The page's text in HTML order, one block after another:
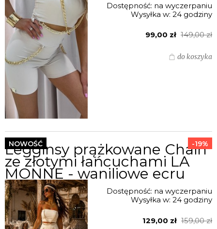
Dostępność: na wyczerpaniu
Wysyłka w: 24 godziny
99,00 zł 149,00 zł
do koszyka
Legginsy prążkowane Chain
ze złotymi łańcuchami LA
MONNE - waniliowe ecru
Dostępność: na wyczerpaniu
Wysyłka w: 24 godziny
129,00 zł 159,00 zł
-19%
NOWOŚĆ